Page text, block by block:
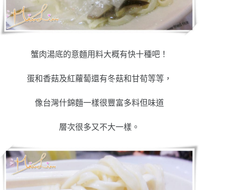
蟹肉湯底的意麵用料大概有快十種吧！
蛋和香菇及紅蘿蔔還有冬菇和甘荀等等，
像台灣什錦麵一樣很豐富多料但味道
層次很多又不大一樣。